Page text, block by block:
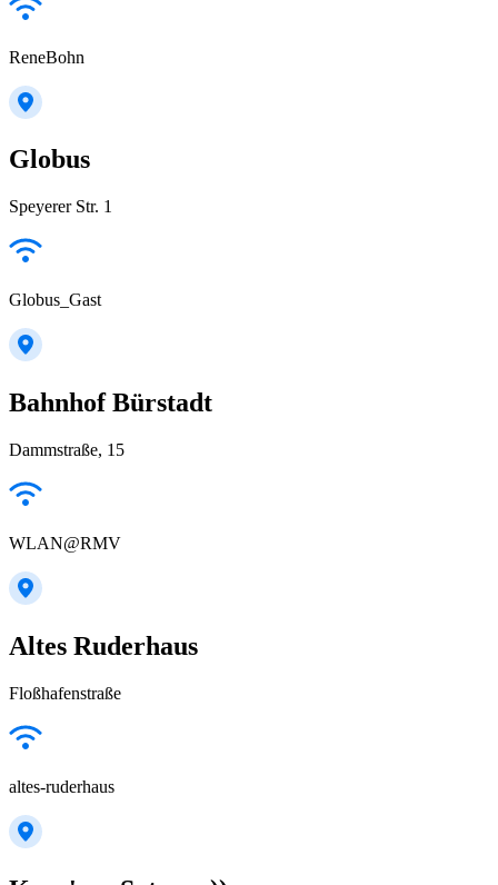
ReneBohn
Globus
Speyerer Str. 1
Globus_Gast
Bahnhof Bürstadt
Dammstraße, 15
WLAN@RMV
Altes Ruderhaus
Floßhafenstraße
altes-ruderhaus